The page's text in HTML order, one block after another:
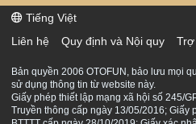
Tiếng Việt
Liên hệ
Quy định và Nội quy
Bản quyền 2006 OTOFUN, bảo lưu mọi
sử dụng thông tin từ website này.
Giấy phép thiết lập mạng xã hội số 245/
Truyền thông cấp ngày 13/05/2016; Giấy